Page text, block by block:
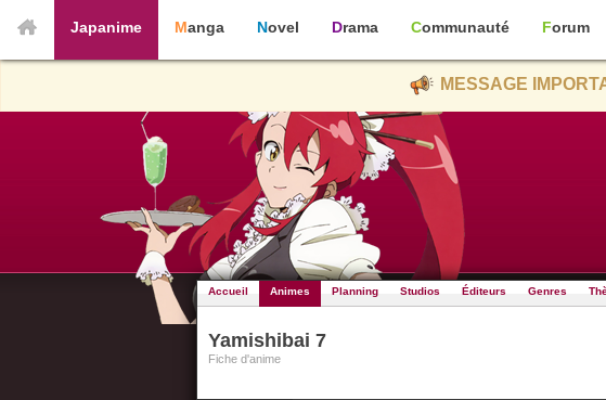
Japanime Manga Novel Drama Communauté Forum
MESSAGE
Accueil Animes Planning Studios Éditeurs Genres
Yamishibai 7
Fiche d'anime